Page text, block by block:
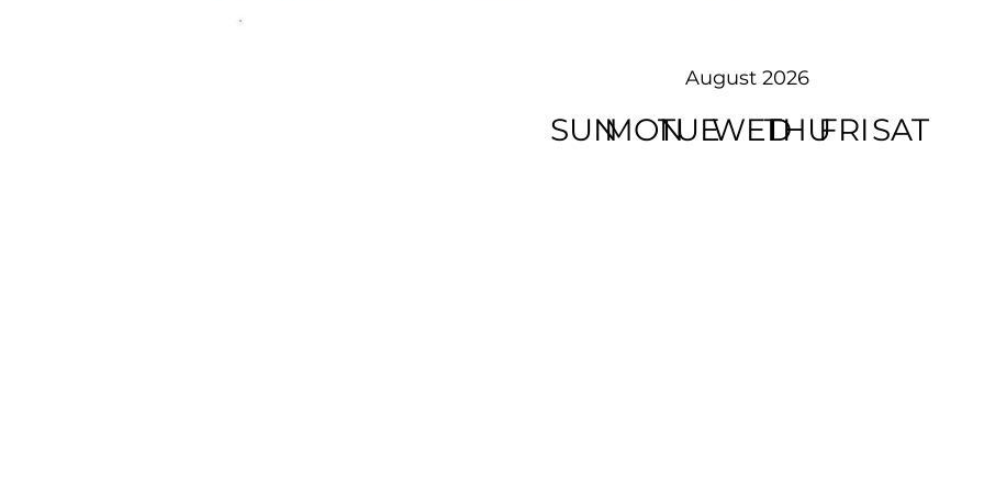
August 2026
SUNMONTUEWEDTHUFRISAT